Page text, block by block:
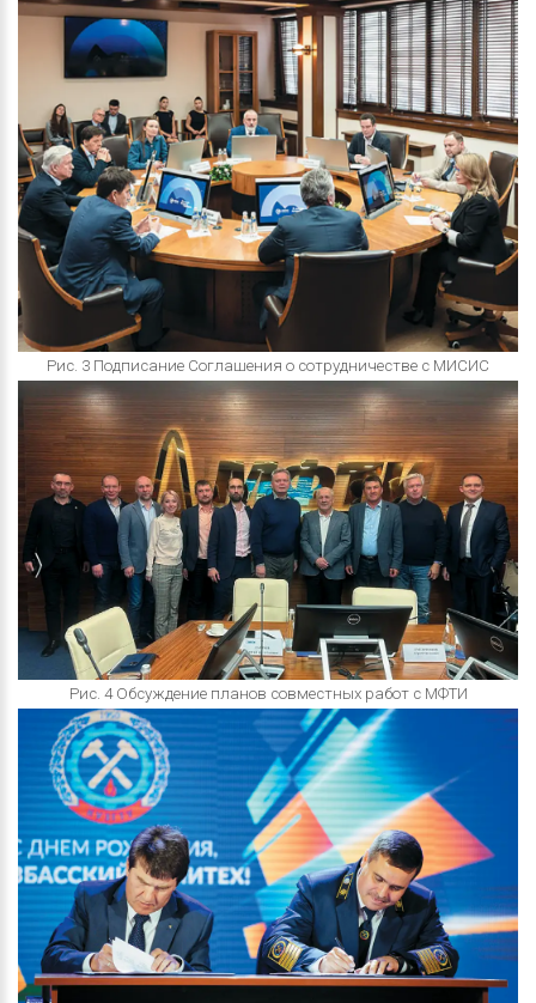
Рис. 3 Подписание Соглашения о сотрудничестве с МИСИС
Рис. 4 Обсуждение планов совместных работ с МФТИ